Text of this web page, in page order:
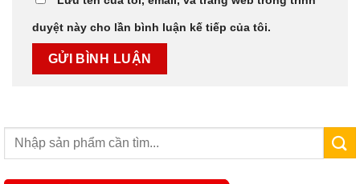
duyệt này cho lần bình luận kế tiếp của tôi.